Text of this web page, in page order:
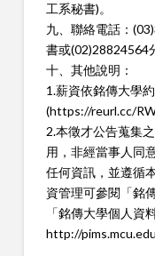
工系秘書)。
九、聯絡電話：
書或(02)28824564
十、其他說明：
1.薪資依銘傳大學
(https://reurl.cc/
2.本徵才公告蒐集
用，非經當事人同
任何資訊，並遵循
資管理可參閱「銘
「銘傳大學個人資
http://